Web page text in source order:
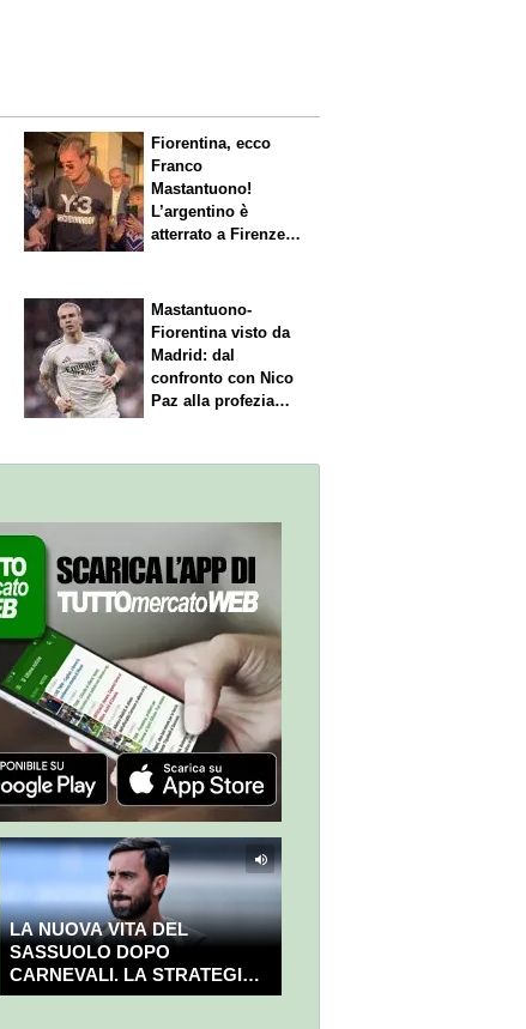
Fiorentina, ecco
Franco
Mastantuono!
L’argentino è
atterrato a Firenze,
Mastantuono-
Fiorentina visto da
Madrid: dal
confronto con Nico
Paz alla profezia
LA NUOVA VITA DEL
SASSUOLO DOPO
CARNEVALI. LA STRATEGIA È
GIÀ CHIARA E DECISA